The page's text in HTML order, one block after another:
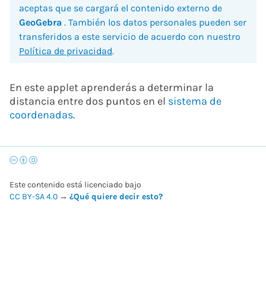
aceptas que se cargará el contenido externo de
GeoGebra . También los datos personales pueden ser
transferidos a este servicio de acuerdo con nuestro
Política de privacidad.
En este applet aprenderás a determinar la
distancia entre dos puntos en el sistema de
coordenadas.
Este contenido está licenciado bajo
CC BY-SA 4.0 → ¿Qué quiere decir esto?